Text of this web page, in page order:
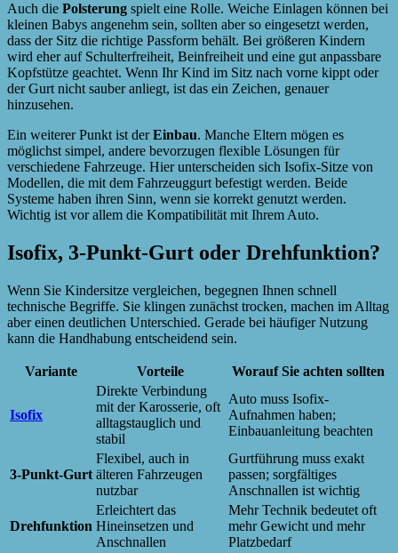
Auch die Polsterung spielt eine Rolle. Weiche Einlagen können bei
kleinen Babys angenehm sein, sollten aber so eingesetzt werden,
dass der Sitz die richtige Passform behält. Bei größeren Kindern
wird eher auf Schulterfreiheit, Beinfreiheit und eine gut anpassbare
Kopfstütze geachtet. Wenn Ihr Kind im Sitz nach vorne kippt oder
der Gurt nicht sauber anliegt, ist das ein Zeichen, genauer
hinzusehen.
Ein weiterer Punkt ist derEinbau. Manche Eltern mögen es
möglichst simpel, andere bevorzugen flexible Lösungen für
verschiedene Fahrzeuge. Hier unterscheiden sich Isofix-Sitze von
Modellen, die mit dem Fahrzeuggurt befestigt werden. Beide
Systeme haben ihren Sinn, wenn sie korrekt genutzt werden.
Wichtig ist vor allem die Kompatibilität mit Ihrem Auto.
Isofix, 3-Punkt-Gurt oder Drehfunktion?
Wenn Sie Kindersitze vergleichen, begegnen Ihnen schnell
technische Begriffe. Sie klingen zunächst trocken, machen im Alltag
aber einen deutlichen Unterschied. Gerade bei häufiger Nutzung
kann die Handhabung entscheidend sein.
Variante Vorteile Worauf Sie achten sollten
Isofix
Direkte Verbindung
mit der Karosserie, oft
alltagstauglich und
stabil
Auto muss Isofix-
Aufnahmen haben;
Einbauanleitung beachten
3-Punkt-Gurt
Flexibel, auch in
älteren Fahrzeugen
nutzbar
Gurtführung muss exakt
passen; sorgfältiges
Anschnallen ist wichtig
Drehfunktion
Erleichtert das
Hineinsetzen und
Anschnallen
Mehr Technik bedeutet oft
mehr Gewicht und mehr
Platzbedarf